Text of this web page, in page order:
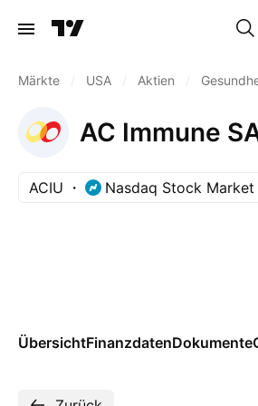
Märkte USA Aktien
AC Immune
ACIU Nasdaq Stock Market
ÜbersichtFinanzdatenDokumente